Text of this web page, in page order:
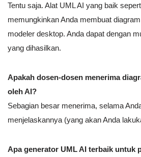
Tentu saja. Alat UML AI yang baik
memungkinkan Anda membuat
modeler desktop. Anda dapat dengan
yang dihasilkan.
Apakah dosen-dosen menerima
oleh AI?
Sebagian besar menerima, selama
menjelaskannya (yang akan Anda
Apa generator UML AI terbaik untuk